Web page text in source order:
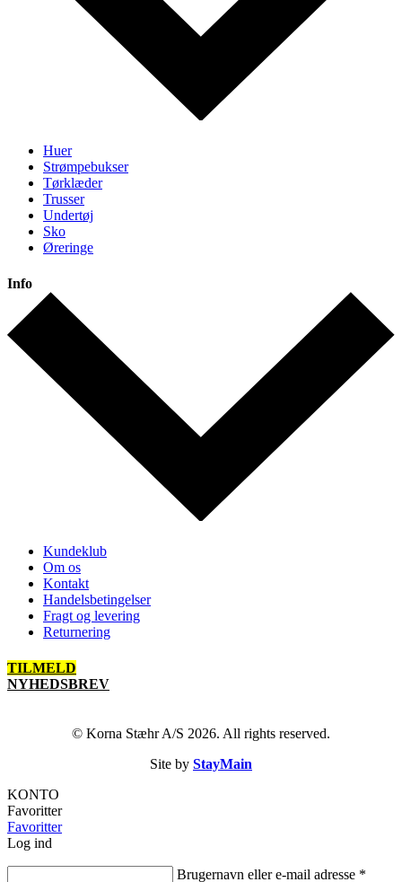
Huer
Strømpebukser
Tørklæder
Trusser
Undertøj
Sko
Øreringe
Info
Kundeklub
Om os
Kontakt
Handelsbetingelser
Fragt og levering
Returnering
TILMELD
NYHEDSBREV
© Korna Stæhr A/S 2026. All rights reserved.
Site by StayMain
KONTO
Favoritter
Favoritter
Log ind
Brugernavn eller e-mail adresse *